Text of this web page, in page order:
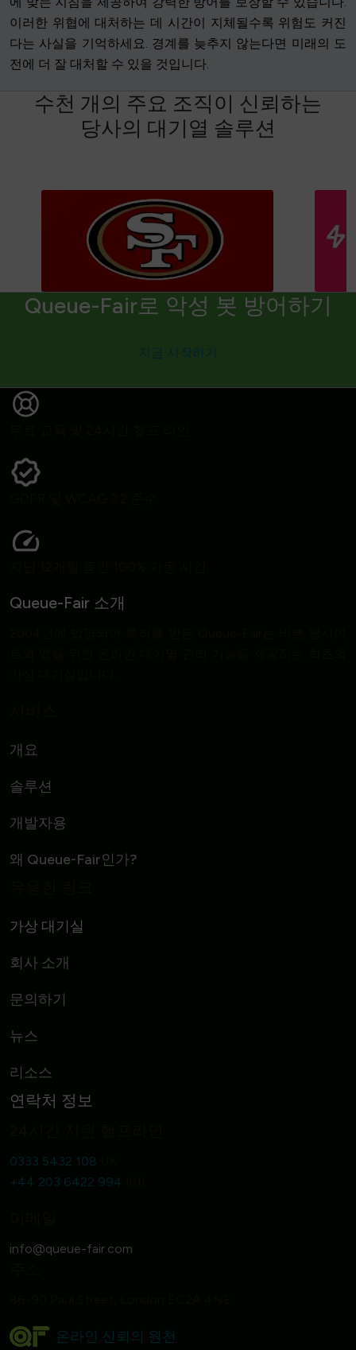
이러한 위협에 대처하는 데 시간이 지체될수록 위험도 커진
다는 사실을 기억하세요. 경계를 늦추지 않는다면 미래의 도
전에 더 잘 대처할 수 있을 것입니다.
수천 개의 주요 조직이 신뢰하는
당사의 대기열 솔루션
Queue-Fair로 악성 봇 방어하기
Queue-Fair 소개
개요
솔루션
개발자용
왜 Queue-Fair인가?
가상 대기실
회사 소개
문의하기
뉴스
리소스
연락처 정보
0333 5432 108
+44 203 6422 994
온라인 신뢰의 원천